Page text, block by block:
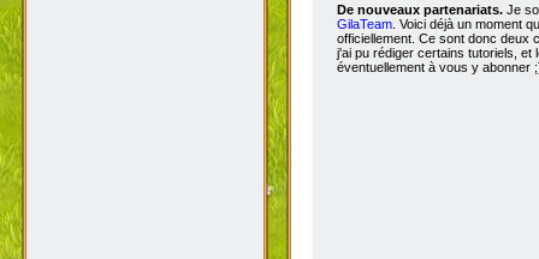
De nouveaux partenariats. Je
GilaTeam . Voici déjà un moment
officiellement. Ce sont donc deux
j'ai pu rédiger certains tutoriels,
éventuellement à vous y abonner